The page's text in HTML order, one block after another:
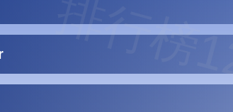
排行榜